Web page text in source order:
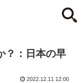
？：日本の早
2022.12.11 12:00